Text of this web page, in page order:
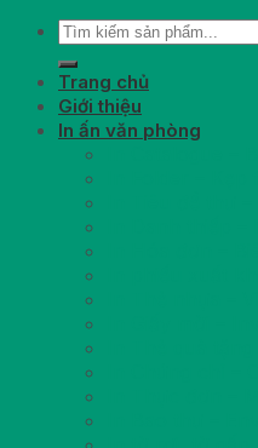
Trang chủ
Giới thiệu
In ấn văn phòng